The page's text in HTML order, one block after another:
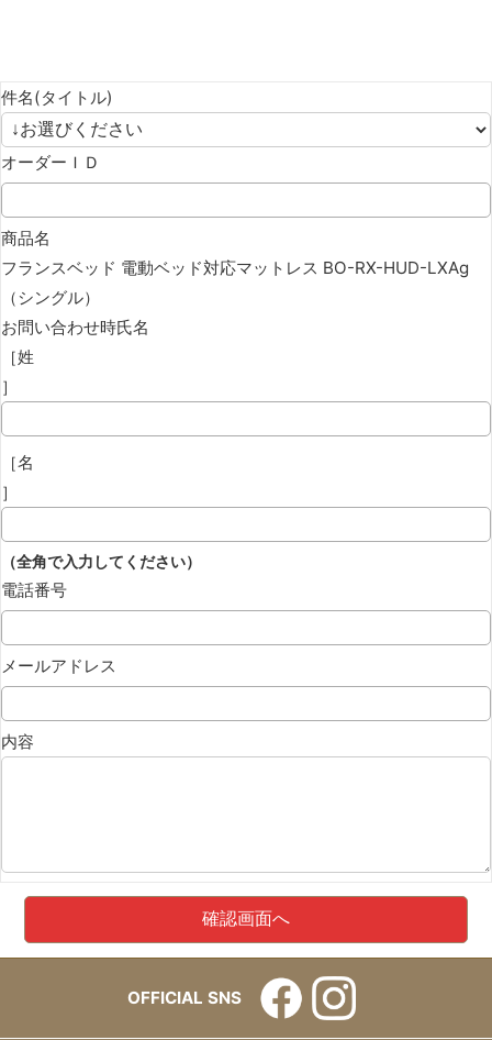
件名(タイトル)
オーダーＩＤ
商品名
フランスベッド 電動ベッド対応マットレス BO-RX-HUD-LXAg
（シングル）
お問い合わせ時氏名
［姓
］
［名
］
（全角で入力してください）
電話番号
メールアドレス
内容
OFFICIAL SNS